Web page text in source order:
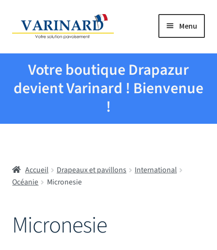
Aller à la navigation
Aller au contenu Menu
Tous les produits
Drapeaux et pavillons
Écoles
Mâts
Votre boutique Drapazur
devient Varinard ! Bienvenue
!
Accueil Drapeaux et pavillons
International
Océanie
Micronesie
Micronesie